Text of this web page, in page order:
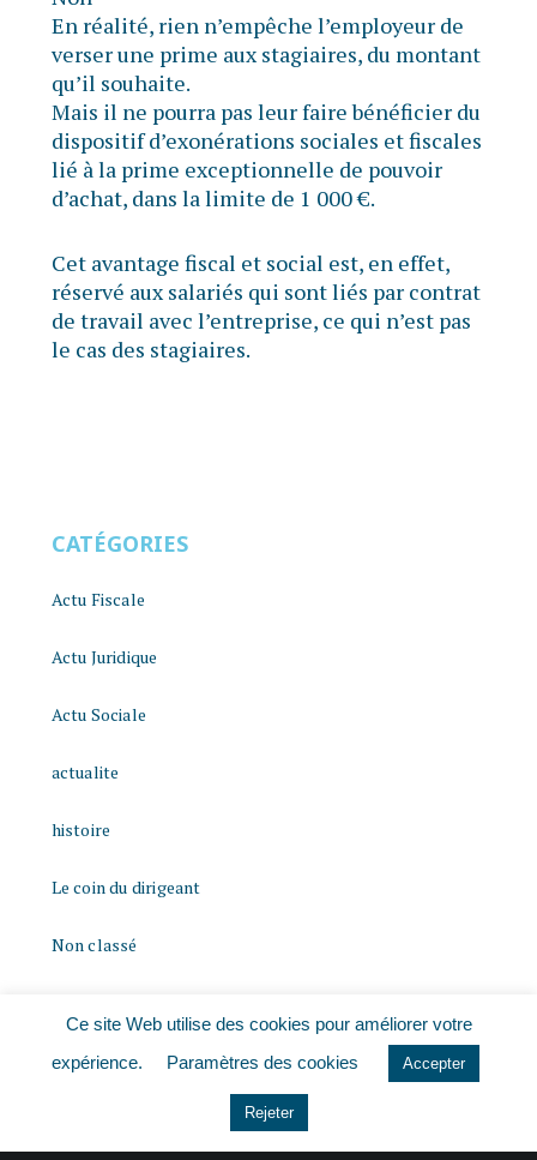
En réalité, rien n’empêche l’employeur de
verser une prime aux stagiaires, du montant
qu’il souhaite.
Mais il ne pourra pas leur faire bénéficier du
dispositif d’exonérations sociales et fiscales
lié à la prime exceptionnelle de pouvoir
d’achat, dans la limite de 1 000 €.
Cet avantage fiscal et social est, en effet,
réservé aux salariés qui sont liés par contrat
de travail avec l’entreprise, ce qui n’est pas
le cas des stagiaires.
CATÉGORIES
Actu Fiscale
Actu Juridique
Actu Sociale
actualite
histoire
Le coin du dirigeant
Non classé
Ce site Web utilise des cookies pour améliorer votre
expérience.
Paramètres des cookies Accepter
Rejeter